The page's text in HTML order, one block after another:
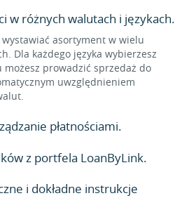
w różnych walutach i językach.
wystawiać asortyment w wielu
Dla każdego języka wybierzesz
prowadzić sprzedaż do
uwzględnieniem
płatnościami.
z portfela LoanByLink.
i dokładne instrukcje